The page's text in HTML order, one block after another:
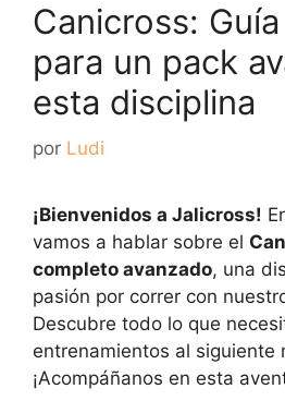
Canicross:
para un pack
esta disciplina
por Ludi
¡Bienvenidos a Jalicross!
vamos a hablar sobre el
completo avanzado, una
pasión por correr con
Descubre todo lo que
entrenamientos al siguiente
¡Acompáñanos en esta